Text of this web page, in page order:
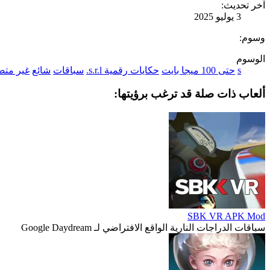
آخر تحديث:
3 يوليو 2025
وسوم:
الوسوم
s حتى 100 ميجا بايت حكايات رقمية s.r.l. سباقات شائع غير
ألعاب ذات صلة قد ترغب برؤيتها:
SBK VR APK Mod
سباقات الدراجات النارية الواقع الافتراضي لـ Google Daydream